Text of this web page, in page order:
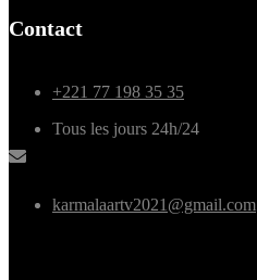
Contact
+221 77 198 35 35
Tous les jours 24h/24
karmalaartv2021@gmail.com